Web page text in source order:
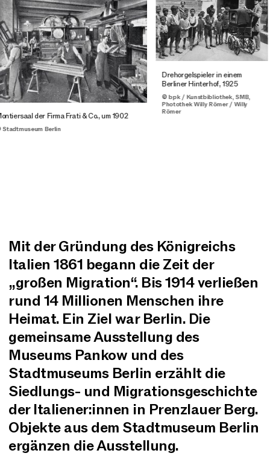
der Firma Frati & Co., um 1902
Berlin
Drehorgelspieler in einem
Berliner Hinterhof, 1925
© bpk / Kunstbibliothek, SMB,
Photothek Willy Römer / Willy
Römer
Mit der Gründung des Königreichs
Italien 1861 begann die Zeit der
„großen Migration“. Bis 1914 verließen
rund 14 Millionen Menschen ihre
Heimat. Ein Ziel war Berlin. Die
gemeinsame Ausstellung des
Museums Pankow und des
Stadtmuseums Berlin erzählt die
Siedlungs- und Migrationsgeschichte
der Italiener:innen in Prenzlauer Berg.
Objekte aus dem Stadtmuseum Berlin
ergänzen die Ausstellung.